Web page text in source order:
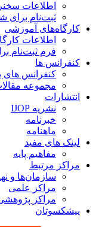
اطلاعات
ثبت‌نام برای
کارگاه‌های آموزشی
اطلاعات
فرم ثبت‌نام
کنفرانس ها
کنفرانس های
مجموعه
انتشارات
نشریه IJOP
خبرنامه
ماهنامه
لینک های مفید
مفاهیم پایه
مراکز مرتبط
سازمان‌ها و
مراکز علمی
مراکز پژوهشی
پیشکسوتان